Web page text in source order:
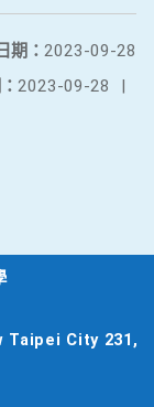
期： 2023-09-28
2023-09-28 |
Taipei City 231,